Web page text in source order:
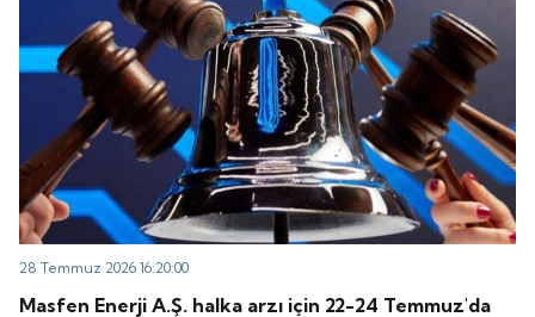
28 Temmuz 2026 16:20:00
Masfen Enerji A.Ş. halka arzı için 22-24 Temmuz'da